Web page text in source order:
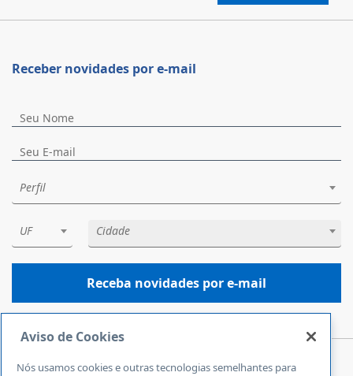
Central de Atendimento
Receber novidades por e-mail
Perfil
UF Cidade
Receba novidades por e-mail
Aviso de Cookies
Nós usamos cookies e outras tecnologias semelhantes para